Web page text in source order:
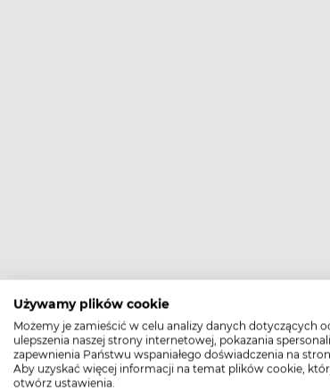
Używamy plików cookie
Możemy je zamieścić w celu analizy danych dotyczących
ulepszenia naszej strony internetowej, pokazania
zapewnienia Państwu wspaniałego doświadczenia na
Aby uzyskać więcej informacji na temat plików cookie,
otwórz ustawienia.